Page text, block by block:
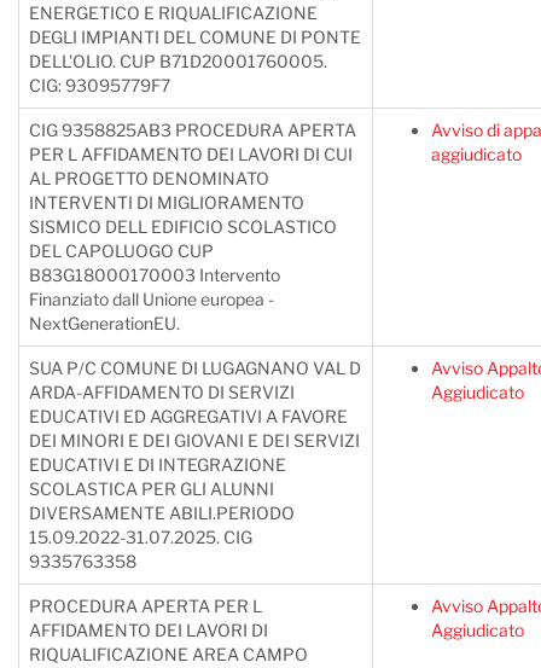
ENERGETICO E RIQUALIFICAZIONE
DEGLI IMPIANTI DEL COMUNE DI PONTE
DELL'OLIO. CUP B71D20001760005.
CIG: 93095779F7
CIG 9358825AB3 PROCEDURA APERTA
PER L AFFIDAMENTO DEI LAVORI DI CUI
AL PROGETTO DENOMINATO
INTERVENTI DI MIGLIORAMENTO
SISMICO DELL EDIFICIO SCOLASTICO
DEL CAPOLUOGO CUP
B83G18000170003 Intervento
Finanziato dall Unione europea -
NextGenerationEU.
Avviso di
aggiudicato
SUA P/C COMUNE DI LUGAGNANO VAL D
ARDA-AFFIDAMENTO DI SERVIZI
EDUCATIVI ED AGGREGATIVI A FAVORE
DEI MINORI E DEI GIOVANI E DEI SERVIZI
EDUCATIVI E DI INTEGRAZIONE
SCOLASTICA PER GLI ALUNNI
DIVERSAMENTE ABILI.PERIODO
15.09.2022-31.07.2025. CIG
9335763358
Avviso
Aggiudicato
PROCEDURA APERTA PER L
AFFIDAMENTO DEI LAVORI DI
RIQUALIFICAZIONE AREA CAMPO
Avviso
Aggiudicato